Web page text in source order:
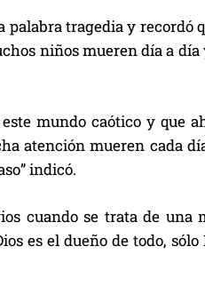
tragedia y recordó
niños mueren día a día
mundo caótico y que
atención mueren cada
indicó.
cuando se trata de una
es el dueño de todo, sólo